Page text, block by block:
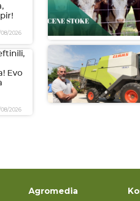
2026
Evo
2026
Agromedia